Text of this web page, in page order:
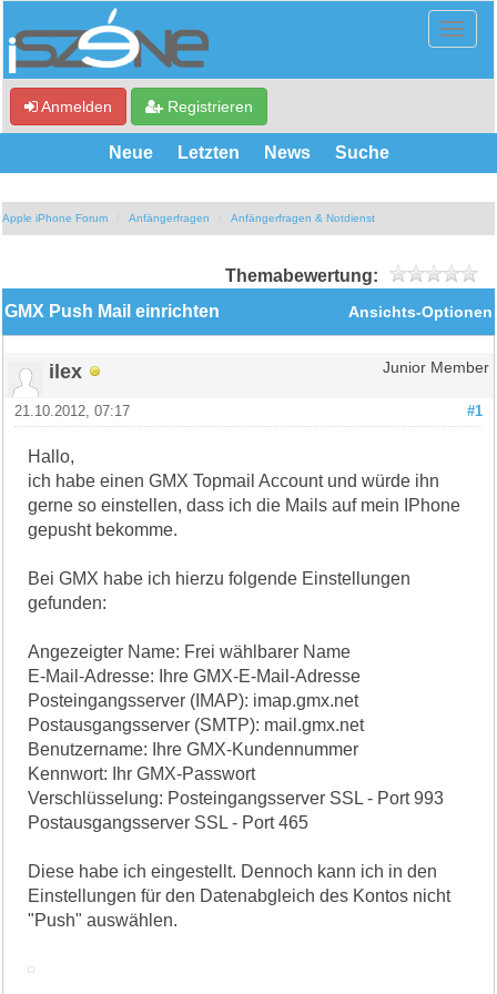
Anmelden Registrieren
Neue Letzten News Suche
Apple iPhone Forum Anfängerfragen Anfängerfragen & Notdienst
Themabewertung:
Ansichts-Optionen
GMX Push Mail einrichten
ilex Junior Member
#1
21.10.2012, 07:17
Hallo,
ich habe einen GMX Topmail Account und würde ihn
gerne so einstellen, dass ich die Mails auf mein IPhone
gepusht bekomme.
Bei GMX habe ich hierzu folgende Einstellungen
gefunden:
Angezeigter Name: Frei wählbarer Name
E-Mail-Adresse: Ihre GMX-E-Mail-Adresse
Posteingangsserver (IMAP): imap.gmx.net
Postausgangsserver (SMTP): mail.gmx.net
Benutzername: Ihre GMX-Kundennummer
Kennwort: Ihr GMX-Passwort
Verschlüsselung: Posteingangsserver SSL - Port 993
Postausgangsserver SSL - Port 465
Diese habe ich eingestellt. Dennoch kann ich in den
Einstellungen für den Datenabgleich des Kontos nicht
"Push" auswählen.